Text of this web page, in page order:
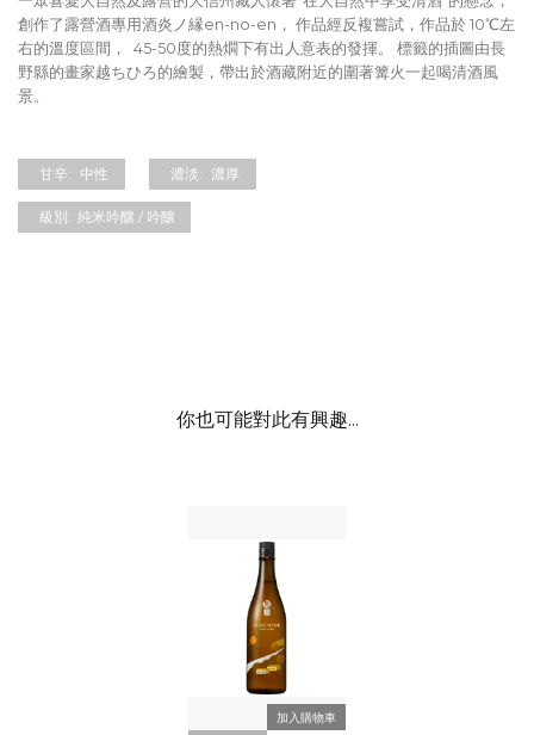
創作了露營酒專用酒炎ノ縁en-no-en， 作品經反複嘗試，作品於 10℃左
右的溫度區間， 45-50度的熱燗下有出人意表的發揮。 標籤的插圖由長
野縣的畫家越ちひろ的繪製，帶出於酒藏附近的圍著篝火一起喝清酒風
景。
甘辛: 中性 濃淡: 濃厚
級別: 純米吟釀 / 吟釀
你也可能對此有興趣...